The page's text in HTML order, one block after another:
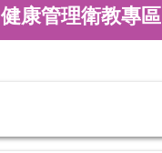
健康管理衛教專區